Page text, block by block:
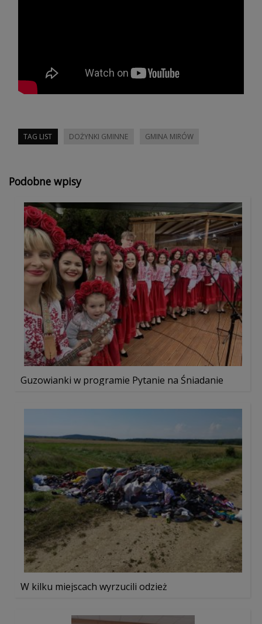
TAG LIST DOŻYNKI GMINNE GMINA MIRÓW
Podobne wpisy
Guzowianki w programie Pytanie na Śniadanie
W kilku miejscach wyrzucili odzież